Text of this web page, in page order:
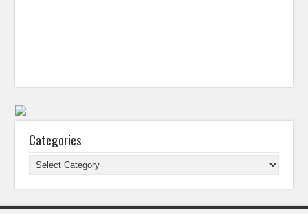
Categories
Categories